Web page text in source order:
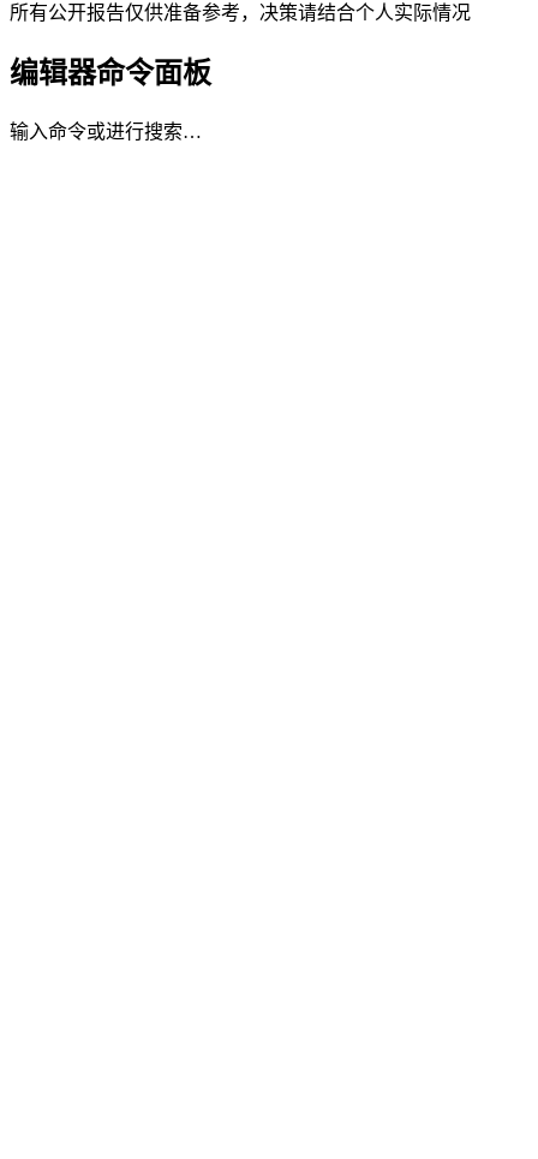
所有公开报告仅供准备参考，决策请结合个人实际情况
编辑器命令面板
输入命令或进行搜索…